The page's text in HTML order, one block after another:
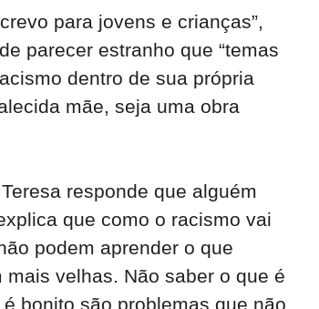
para jovens e crianças”,
parecer estranho que “temas
dentro de sua própria
mãe, seja uma obra
responde que alguém
que como o racismo vai
podem aprender o que
velhas. Não saber o que é
bonito são problemas que não